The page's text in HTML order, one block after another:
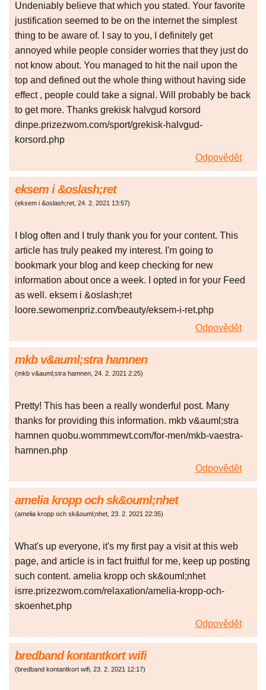
Undeniably believe that which you stated. Your favorite
justification seemed to be on the internet the simplest
thing to be aware of. I say to you, I definitely get
annoyed while people consider worries that they just do
not know about. You managed to hit the nail upon the
top and defined out the whole thing without having side
effect , people could take a signal. Will probably be back
to get more. Thanks grekisk halvgud korsord
dinpe.prizezwom.com/sport/grekisk-halvgud-
korsord.php
Odpovědět
eksem i &oslash;ret
(eksem i &oslash;ret, 24. 2. 2021 13:57)
I blog often and I truly thank you for your content. This
article has truly peaked my interest. I'm going to
bookmark your blog and keep checking for new
information about once a week. I opted in for your Feed
as well. eksem i &oslash;ret
loore.sewomenpriz.com/beauty/eksem-i-ret.php
Odpovědět
mkb v&auml;stra hamnen
(mkb v&auml;stra hamnen, 24. 2. 2021 2:25)
Pretty! This has been a really wonderful post. Many
thanks for providing this information. mkb v&auml;stra
hamnen quobu.wommmewt.com/for-men/mkb-vaestra-
hamnen.php
Odpovědět
amelia kropp och sk&ouml;nhet
(amelia kropp och sk&ouml;nhet, 23. 2. 2021 22:35)
What's up everyone, it's my first pay a visit at this web
page, and article is in fact fruitful for me, keep up posting
such content. amelia kropp och sk&ouml;nhet
isrre.prizezwom.com/relaxation/amelia-kropp-och-
skoenhet.php
Odpovědět
bredband kontantkort wifi
(bredband kontantkort wifi, 23. 2. 2021 12:17)